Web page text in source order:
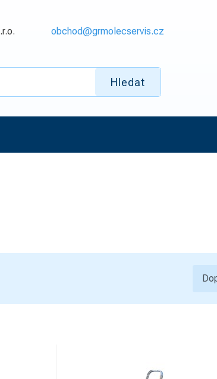
obchod@grmolecservis.cz
Hledat